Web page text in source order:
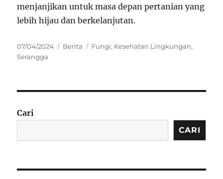
menjanjikan untuk masa depan pertanian yang
lebih hijau dan berkelanjutan.
Posted
on
07/04/2024 Categories
Berita Tags
Fungi, Kesehatan Lingkungan,
Serangga
Cari
CARI